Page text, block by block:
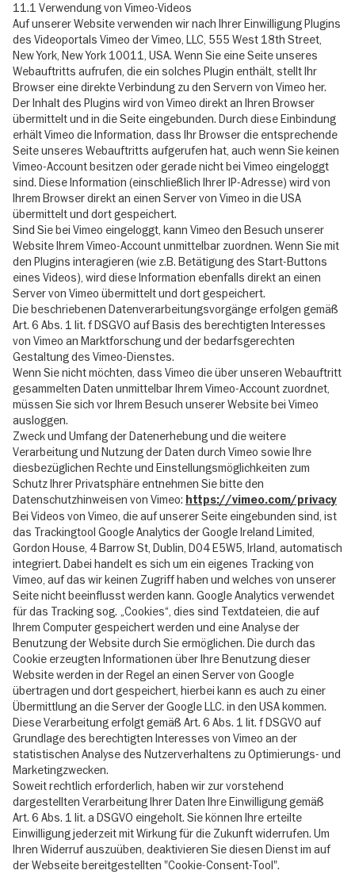
11.1 Verwendung von Vimeo-Videos
Auf unserer Website verwenden wir nach Ihrer Einwilligung Plugins
des Videoportals Vimeo der Vimeo, LLC, 555 West 18th Street,
New York, New York 10011, USA. Wenn Sie eine Seite unseres
Webauftritts aufrufen, die ein solches Plugin enthält, stellt Ihr
Browser eine direkte Verbindung zu den Servern von Vimeo her.
Der Inhalt des Plugins wird von Vimeo direkt an Ihren Browser
übermittelt und in die Seite eingebunden. Durch diese Einbindung
erhält Vimeo die Information, dass Ihr Browser die entsprechende
Seite unseres Webauftritts aufgerufen hat, auch wenn Sie keinen
Vimeo-Account besitzen oder gerade nicht bei Vimeo eingeloggt
sind. Diese Information (einschließlich Ihrer IP-Adresse) wird von
Ihrem Browser direkt an einen Server von Vimeo in die USA
übermittelt und dort gespeichert.
Sind Sie bei Vimeo eingeloggt, kann Vimeo den Besuch unserer
Website Ihrem Vimeo-Account unmittelbar zuordnen. Wenn Sie mit
den Plugins interagieren (wie z.B. Betätigung des Start-Buttons
eines Videos), wird diese Information ebenfalls direkt an einen
Server von Vimeo übermittelt und dort gespeichert.
Die beschriebenen Datenverarbeitungsvorgänge erfolgen gemäß
Art. 6 Abs. 1 lit. f DSGVO auf Basis des berechtigten Interesses
von Vimeo an Marktforschung und der bedarfsgerechten
Gestaltung des Vimeo-Dienstes.
Wenn Sie nicht möchten, dass Vimeo die über unseren Webauftritt
gesammelten Daten unmittelbar Ihrem Vimeo-Account zuordnet,
müssen Sie sich vor Ihrem Besuch unserer Website bei Vimeo
ausloggen.
Zweck und Umfang der Datenerhebung und die weitere
Verarbeitung und Nutzung der Daten durch Vimeo sowie Ihre
diesbezüglichen Rechte und Einstellungsmöglichkeiten zum
Schutz Ihrer Privatsphäre entnehmen Sie bitte den
Datenschutzhinweisen von Vimeo: https://vimeo.com/privacy
Bei Videos von Vimeo, die auf unserer Seite eingebunden sind, ist
das Trackingtool Google Analytics der Google Ireland Limited,
Gordon House, 4 Barrow St, Dublin, D04 E5W5, Irland, automatisch
integriert. Dabei handelt es sich um ein eigenes Tracking von
Vimeo, auf das wir keinen Zugriff haben und welches von unserer
Seite nicht beeinflusst werden kann. Google Analytics verwendet
für das Tracking sog. „Cookies“, dies sind Textdateien, die auf
Ihrem Computer gespeichert werden und eine Analyse der
Benutzung der Website durch Sie ermöglichen. Die durch das
Cookie erzeugten Informationen über Ihre Benutzung dieser
Website werden in der Regel an einen Server von Google
übertragen und dort gespeichert, hierbei kann es auch zu einer
Übermittlung an die Server der Google LLC. in den USA kommen.
Diese Verarbeitung erfolgt gemäß Art. 6 Abs. 1 lit. f DSGVO auf
Grundlage des berechtigten Interesses von Vimeo an der
statistischen Analyse des Nutzerverhaltens zu Optimierungs- und
Marketingzwecken.
Soweit rechtlich erforderlich, haben wir zur vorstehend
dargestellten Verarbeitung Ihrer Daten Ihre Einwilligung gemäß
Art. 6 Abs. 1 lit. a DSGVO eingeholt. Sie können Ihre erteilte
Einwilligung jederzeit mit Wirkung für die Zukunft widerrufen. Um
Ihren Widerruf auszuüben, deaktivieren Sie diesen Dienst im auf
der Webseite bereitgestellten "Cookie-Consent-Tool".